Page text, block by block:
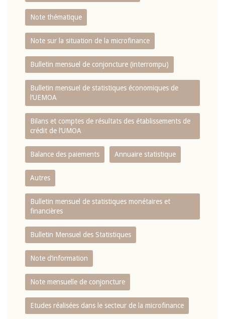
Note thématique
Note sur la situation de la microfinance
Bulletin mensuel de conjoncture (interrompu)
Bulletin mensuel de statistiques économiques de
l‘UEMOA
Bilans et comptes de résultats des établissements de
crédit de l‘UMOA
Balance des paiements Annuaire statistique
Autres
Bulletin mensuel de statistiques monétaires et
financières
Bulletin Mensuel des Statistiques
Note d’information
Note mensuelle de conjoncture
Etudes réalisées dans le secteur de la microfinance